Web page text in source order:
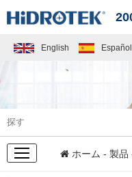
English Español
ホーム - 製品